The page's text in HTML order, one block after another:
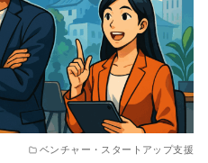
ベンチャー・スタートアップ支援